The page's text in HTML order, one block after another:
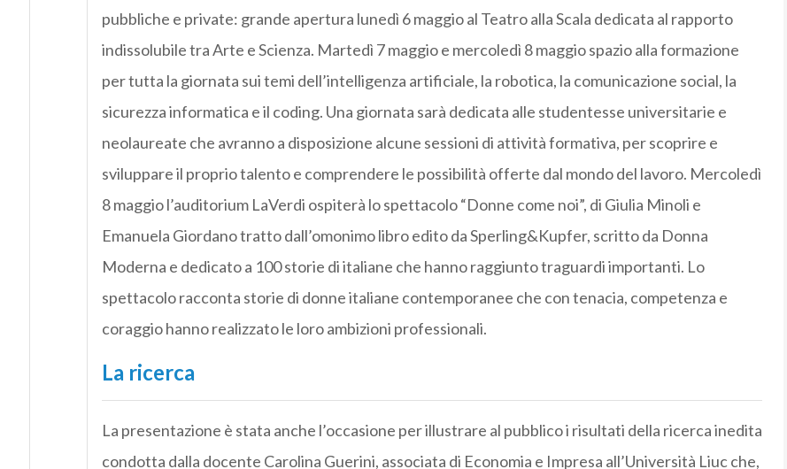
pubbliche e private: grande apertura lunedì 6 maggio al Teatro alla Scala dedicata al rapporto
indissolubile tra Arte e Scienza. Martedì 7 maggio e mercoledì 8 maggio spazio alla formazione
per tutta la giornata sui temi dell’intelligenza artificiale, la robotica, la comunicazione social, la
sicurezza informatica e il coding. Una giornata sarà dedicata alle studentesse universitarie e
neolaureate che avranno a disposizione alcune sessioni di attività formativa, per scoprire e
sviluppare il proprio talento e comprendere le possibilità offerte dal mondo del lavoro. Mercoledì
8 maggio l’auditorium LaVerdi ospiterà lo spettacolo “Donne come noi”, di Giulia Minoli e
Emanuela Giordano tratto dall’omonimo libro edito da Sperling&Kupfer, scritto da Donna
Moderna e dedicato a 100 storie di italiane che hanno raggiunto traguardi importanti. Lo
spettacolo racconta storie di donne italiane contemporanee che con tenacia, competenza e
coraggio hanno realizzato le loro ambizioni professionali.
La ricerca
La presentazione è stata anche l’occasione per illustrare al pubblico i risultati della ricerca inedita
condotta dalla docente Carolina Guerini, associata di Economia e Impresa all’Università Liuc che,